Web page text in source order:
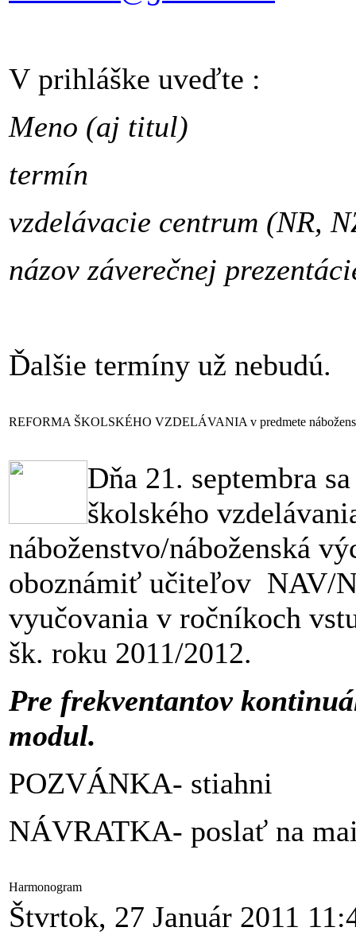
V prihláške uveďte :
Meno (aj titul)
termín
vzdelávacie centrum (NR,
názov záverečnej
Ďalšie termíny už nebudú.
REFORMA ŠKOLSKÉHO VZDELÁVANIA v predmete
Dňa 21. septembra
školského
náboženstvo/náboženská
oboznámiť učiteľov NAV/
vyučovania v ročníkoch
šk. roku 2011/2012.
Pre frekventantov
modul.
POZVÁNKA- stiahni
NÁVRATKA- poslať na
Harmonogram
Štvrtok, 27 Január 2011